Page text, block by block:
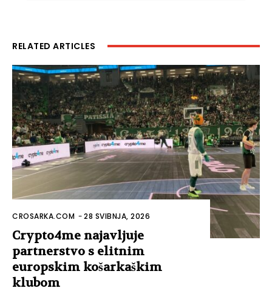
RELATED ARTICLES
CROSARKA.COM -28 SVIBNJA, 2026
Crypto4me najavljuje
partnerstvo s elitnim
europskim košarkaškim
klubom